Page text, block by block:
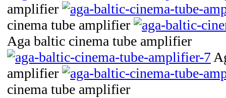
amplifier
cinema tube amplifier
Aga baltic cinema tube amplifier
amplifier
cinema tube amplifier